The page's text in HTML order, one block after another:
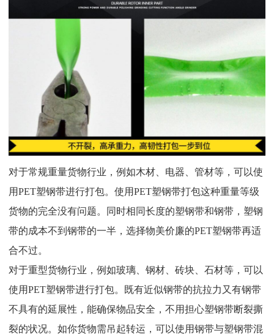
对于常规重量货物行业，例如木材、电器、管材等，可以使
用PET塑钢带进行打包。使用PET塑钢带打包这种重量等级
货物的完全没有问题。同时相同长度的塑钢带和钢带，塑钢
带的成本不到钢带的一半，选择物美价廉的PET塑钢带再适
合不过。
对于重型货物行业，例如玻璃、钢材、砖块、石材等，可以
使用PET塑钢带进行打包。既有近似钢带的抗拉力又有钢带
不具有的延展性，能确保物品安全，不用担心塑钢带断裂撕
裂的状况。如你货物需吊起转运，可以使用钢带与塑钢带混